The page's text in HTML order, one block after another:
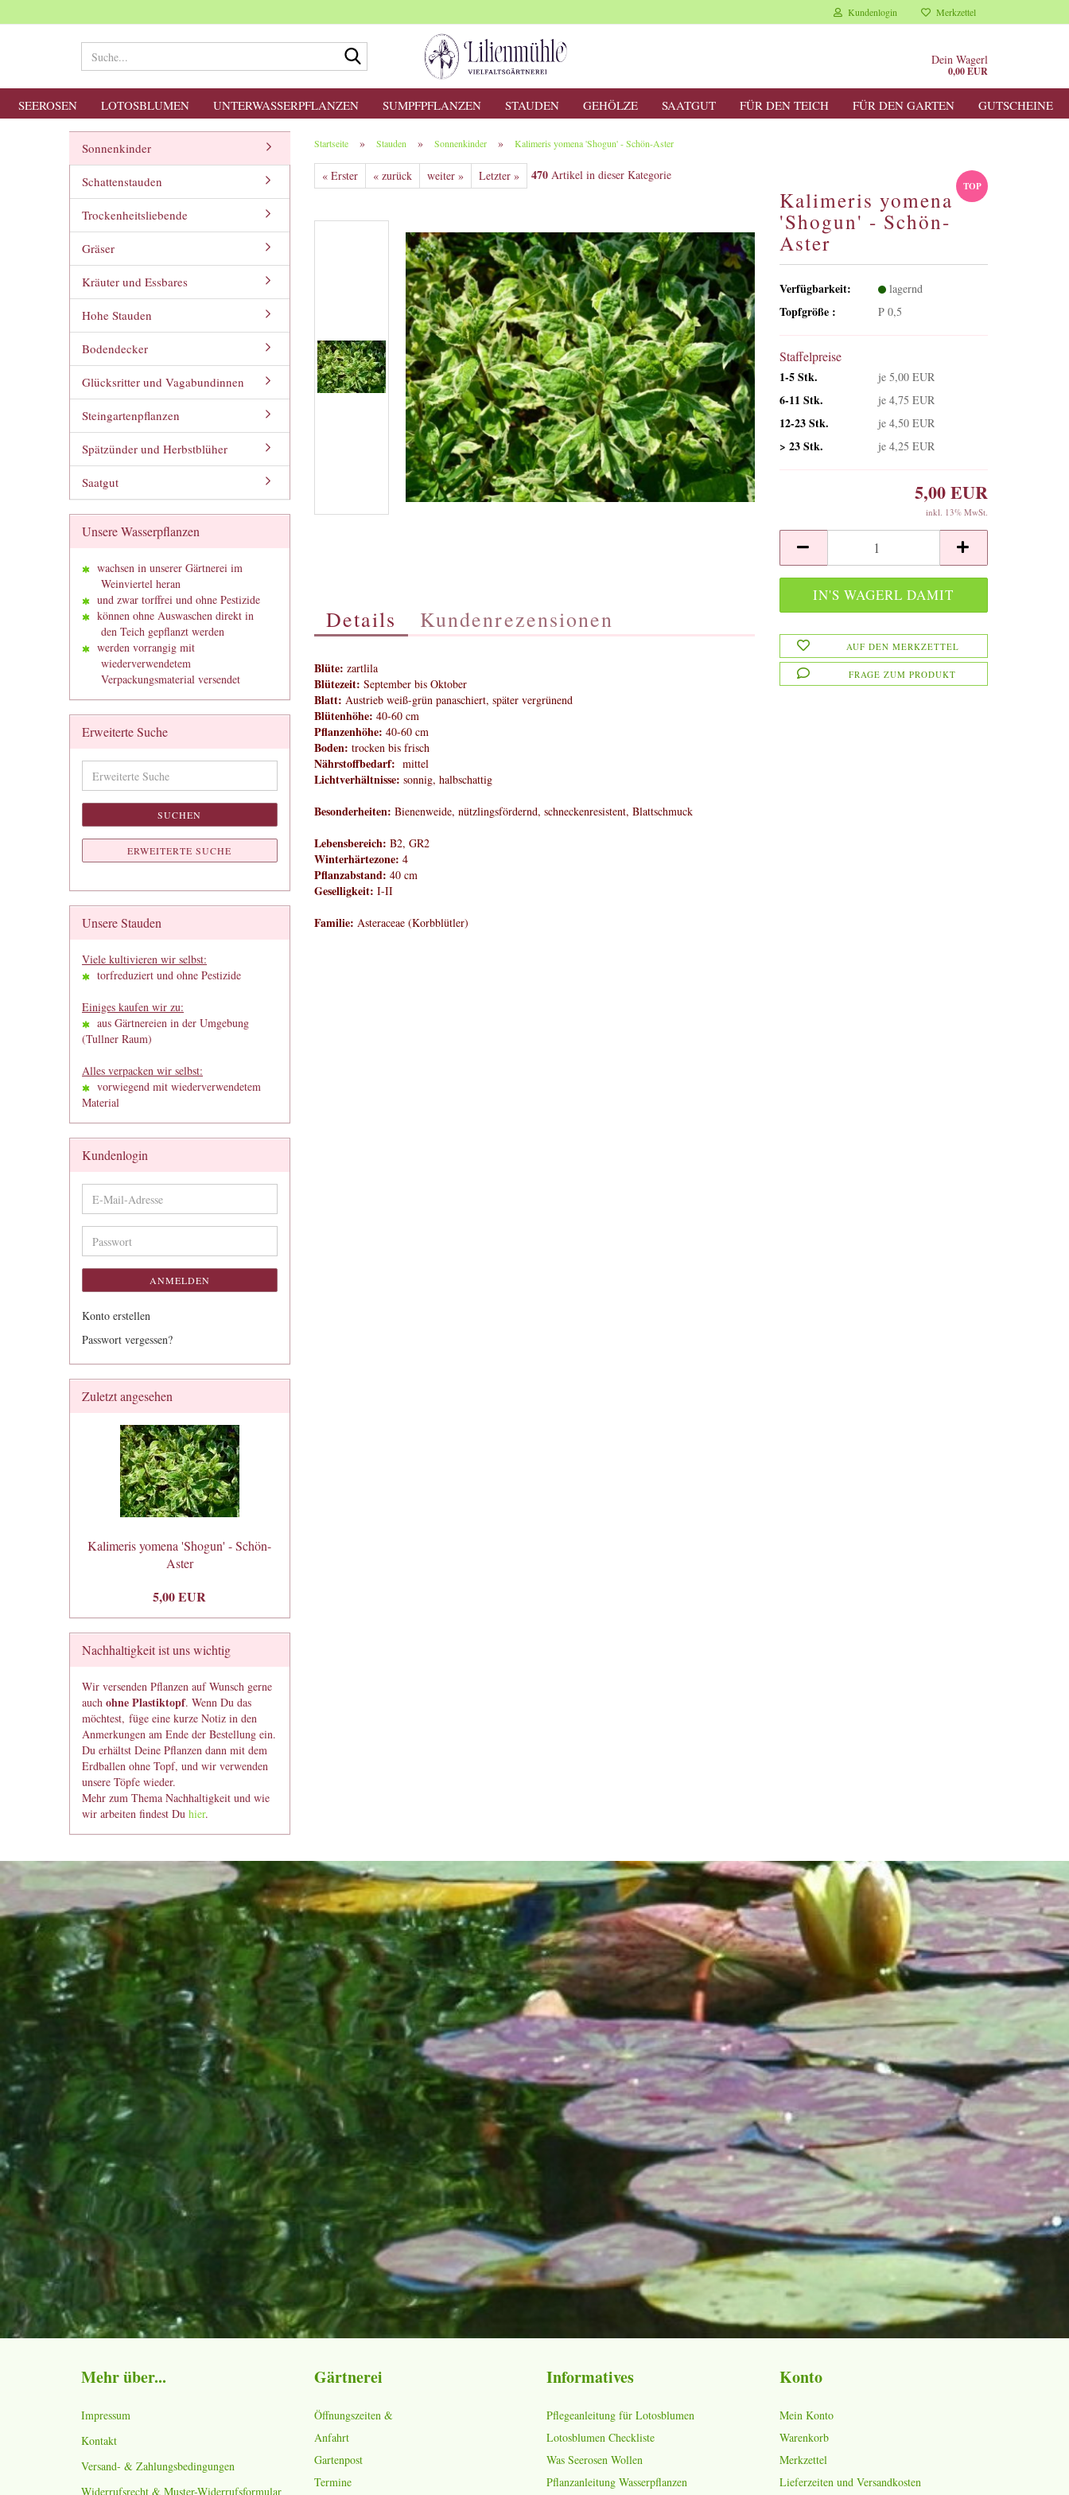
Kundenlogin Merkzettel
Dein Wagerl
0,00 EUR
SEEROSEN LOTOSBLUMEN UNTERWASSERPFLANZEN SUMPFPFLANZEN STAUDEN GEHÖLZE SAATGUT FÜR DEN TEICH FÜR DEN GARTEN GUTSCHEINE
Startseite » Stauden » Sonnenkinder » Kalimeris yomena 'Shogun' - Schön-Aster
« Erster « zurück weiter » Letzter » 470Artikel in dieser Kategorie
TOP
Kalimeris yomena
'Shogun' - Schön-
Aster
Verfügbarkeit: lagernd
Topfgröße : P 0,5
Staffelpreise
1-5 Stk.
je 5,00 EUR
6-11 Stk. je 4,75 EUR
12-23 Stk. je 4,50 EUR
> 23 Stk. je 4,25 EUR
5,00 EUR
inkl. 13% MwSt.
AUF DEN MERKZETTEL
FRAGE ZUM PRODUKT
Details Kundenrezensionen
Blüte: zartlila
Blütezeit: September bis Oktober
Blatt: Austrieb weiß-grün panaschiert, später vergrünend
Blütenhöhe: 40-60 cm
Pflanzenhöhe: 40-60 cm
Boden: trocken bis frisch
Nährstoffbedarf: mittel
Lichtverhältnisse: sonnig, halbschattig
Besonderheiten: Bienenweide, nützlingsfördernd, schneckenresistent, Blattschmuck
Lebensbereich: B2, GR2
Winterhärtezone: 4
Pflanzabstand: 40 cm
Geselligkeit: I-II
Familie: Asteraceae (Korbblütler)
Sonnenkinder
Schattenstauden
Trockenheitsliebende
Gräser
Kräuter und Essbares
Hohe Stauden
Bodendecker
Glücksritter und Vagabundinnen
Steingartenpflanzen
Spätzünder und Herbstblüher
Saatgut
Unsere Wasserpflanzen
wachsen in unserer Gärtnerei im
Weinviertel heran
und zwar torffrei und ohne Pestizide
können ohne Auswaschen direkt in
den Teich gepflanzt werden
werden vorrangig mit
wiederverwendetem
Verpackungsmaterial versendet
Erweiterte Suche
Suche
SUCHEN
ERWEITERTE SUCHE
Unsere Stauden
Viele kultivieren wir selbst:
torfreduziert und ohne Pestizide
Einiges kaufen wir zu:
aus Gärtnereien in der Umgebung
(Tullner Raum)
Alles verpacken wir selbst:
vorwiegend mit wiederverwendetem
Material
Kundenlogin
E-
Mail-
Adresse
Passwort
ANMELDEN
Konto erstellen
Passwort vergessen?
Zuletzt angesehen
Kalimeris yomena 'Shogun' - Schön-
Aster
5,00 EUR
Nachhaltigkeit ist uns wichtig
Wir versenden Pflanzen auf Wunsch gerne
auch ohne Plastiktopf. Wenn Du das
möchtest, füge eine kurze Notiz in den
Anmerkungen am Ende der Bestellung ein.
Du erhältst Deine Pflanzen dann mit dem
Erdballen ohne Topf, und wir verwenden
unsere Töpfe wieder.
Mehr zum Thema Nachhaltigkeit und wie
wir arbeiten findest Du hier.
Mehr über...
Impressum
Kontakt
Versand- & Zahlungsbedingungen
Widerrufsrecht & Muster-Widerrufsformular
Gärtnerei
Öffnungszeiten &
Anfahrt
Gartenpost
Termine
Informatives
Pflegeanleitung für Lotosblumen
Lotosblumen Checkliste
Was Seerosen Wollen
Pflanzanleitung Wasserpflanzen
Konto
Mein Konto
Warenkorb
Merkzettel
Lieferzeiten und Versandkosten